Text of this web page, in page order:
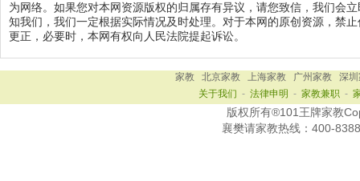
为网络。如果您对本网资源版权的归属存有异议，请您致信，我们会
知我们，我们一定根据实际情况及时处理。对于本网的原创资源，禁
更正，必要时，本网有权向人民法院提起诉讼。
家教 北京家教 上海家教 广州家教
深
关于我们 - 法律申明 - 家教兼职 -
版权所有®101王牌家教
襄樊请家教热线： 400-